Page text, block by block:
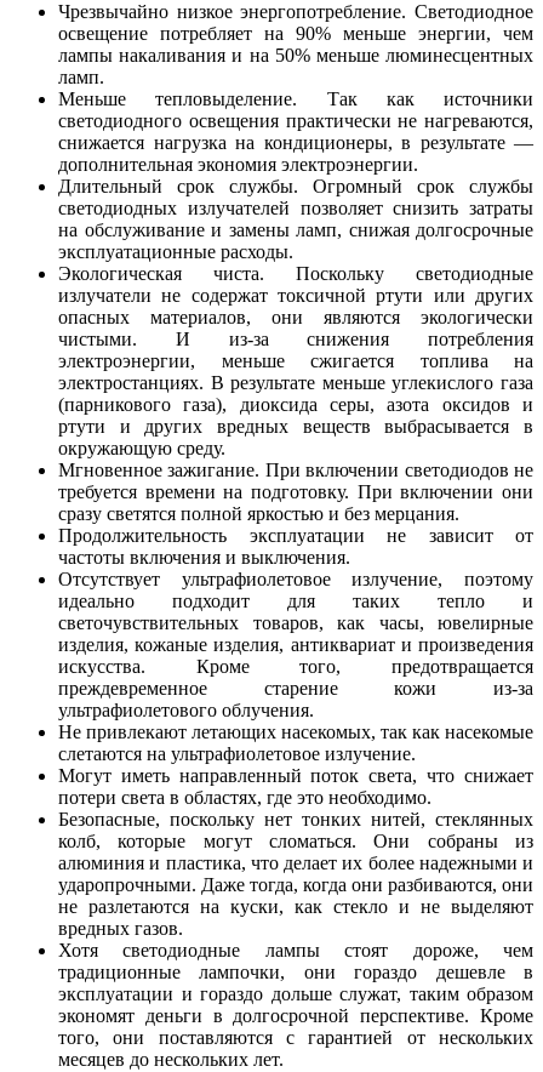
Чрезвычайно низкое энергопотребление. Светодиодное
освещение потребляет на 90% меньше энергии, чем
лампы накаливания и на 50% меньше люминесцентных
ламп.
Меньше тепловыделение. Так как источники
светодиодного освещения практически не нагреваются,
снижается нагрузка на кондиционеры, в результате —
дополнительная экономия электроэнергии.
Длительный срок службы. Огромный срок службы
светодиодных излучателей позволяет снизить затраты
на обслуживание и замены ламп, снижая долгосрочные
эксплуатационные расходы.
Экологическая чиста. Поскольку светодиодные
излучатели не содержат токсичной ртути или других
опасных материалов, они являются экологически
чистыми. И из-за снижения потребления
электроэнергии, меньше сжигается топлива на
электростанциях. В результате меньше углекислого газа
(парникового газа), диоксида серы, азота оксидов и
ртути и других вредных веществ выбрасывается в
окружающую среду.
Мгновенное зажигание. При включении светодиодов не
требуется времени на подготовку. При включении они
сразу светятся полной яркостью и без мерцания.
Продолжительность эксплуатации не зависит от
частоты включения и выключения.
Отсутствует ультрафиолетовое излучение, поэтому
идеально подходит для таких тепло и
светочувствительных товаров, как часы, ювелирные
изделия, кожаные изделия, антиквариат и произведения
искусства. Кроме того, предотвращается
преждевременное старение кожи из-за
ультрафиолетового облучения.
Не привлекают летающих насекомых, так как насекомые
слетаются на ультрафиолетовое излучение.
Могут иметь направленный поток света, что снижает
потери света в областях, где это необходимо.
Безопасные, поскольку нет тонких нитей, стеклянных
колб, которые могут сломаться. Они собраны из
алюминия и пластика, что делает их более надежными и
ударопрочными. Даже тогда, когда они разбиваются, они
не разлетаются на куски, как стекло и не выделяют
вредных газов.
Хотя светодиодные лампы стоят дороже, чем
традиционные лампочки, они гораздо дешевле в
эксплуатации и гораздо дольше служат, таким образом
экономят деньги в долгосрочной перспективе. Кроме
того, они поставляются с гарантией от нескольких
месяцев до нескольких лет.